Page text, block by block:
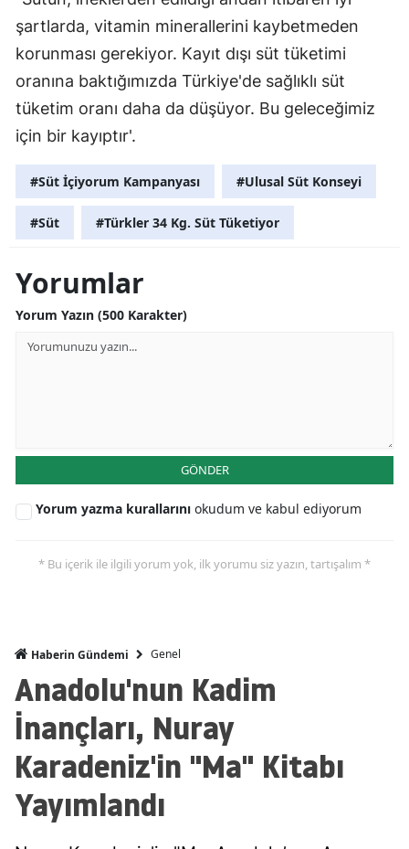
şartlarda, vitamin minerallerini kaybetmeden
korunması gerekiyor. Kayıt dışı süt tüketimi
oranına baktığımızda Türkiye'de sağlıklı süt
tüketim oranı daha da düşüyor. Bu geleceğimiz
için bir kayıptır'.
#Süt İçiyorum Kampanyası #Ulusal Süt Konseyi
#Süt #Türkler 34 Kg. Süt Tüketiyor
Yorumlar
Yorum Yazın (500 Karakter)
GÖNDER
Yorum yazma kurallarını okudum ve kabul ediyorum
* Bu içerik ile ilgili yorum yok, ilk yorumu siz yazın, tartışalım *
Haberin Gündemi Genel
Anadolu'nun Kadim
İnançları, Nuray
Karadeniz'in "Ma" Kitabı
Yayımlandı